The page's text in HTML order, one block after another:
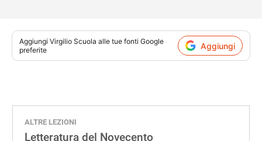
Aggiungi Virgilio Scuola alle tue fonti Google
preferite
Aggiungi
ALTRE LEZIONI
Letteratura del Novecento